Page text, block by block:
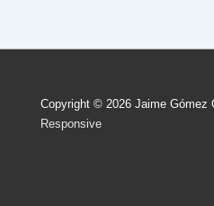
Copyright © 2026 Jaime Gómez
Responsive